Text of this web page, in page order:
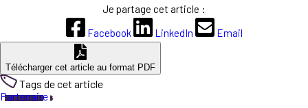
Je partage cet article :
Facebook
LinkedIn Email
Télécharger cet article au format PDF
Tags de cet article
Partenaire